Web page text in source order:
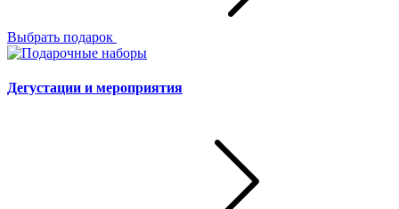
Выбрать подарок
Дегустации и мероприятия